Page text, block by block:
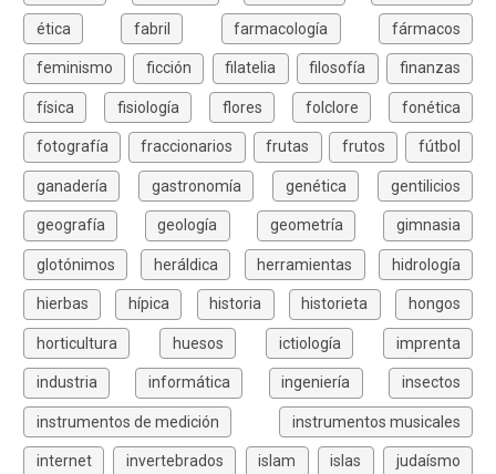
ética fabril farmacología fármacos
feminismo ficción filatelia filosofía finanzas
física fisiología flores folclore fonética
fotografía fraccionarios frutas frutos fútbol
ganadería gastronomía genética gentilicios
geografía geología geometría gimnasia
glotónimos heráldica herramientas hidrología
hierbas hípica historia historieta hongos
horticultura huesos ictiología imprenta
industria informática ingeniería insectos
instrumentos de medición instrumentos musicales
internet invertebrados islam islas judaísmo